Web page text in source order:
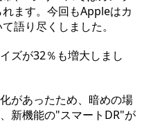
ます。今回もAppleはカ
語り尽くしました。
ズが32％も増大しまし
があったため、暗めの場
新機能の"スマートDR"が